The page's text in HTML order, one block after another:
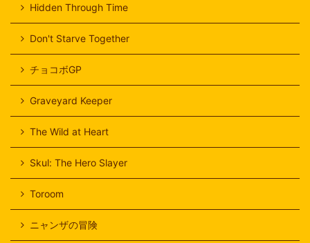
Hidden Through Time
Don't Starve Together
チョコボGP
Graveyard Keeper
The Wild at Heart
Skul: The Hero Slayer
Toroom
ニャンザの冒険